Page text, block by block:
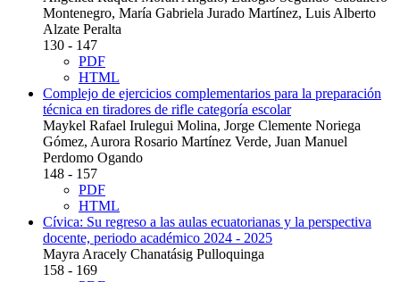
Montenegro, María Gabriela Jurado Martínez, Luis Alberto
Alzate Peralta
130 - 147
PDF
HTML
Complejo de ejercicios complementarios para la preparación
técnica en tiradores de rifle categoría escolar
Maykel Rafael Irulegui Molina, Jorge Clemente Noriega
Gómez, Aurora Rosario Martínez Verde, Juan Manuel
Perdomo Ogando
148 - 157
PDF
HTML
Cívica: Su regreso a las aulas ecuatorianas y la perspectiva
docente, periodo académico 2024 - 2025
Mayra Aracely Chanatásig Pulloquinga
158 - 169